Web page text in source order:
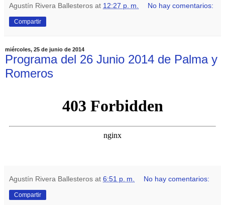
Agustín Rivera Ballesteros at 12:27 p. m. No hay comentarios:
Compartir
miércoles, 25 de junio de 2014
Programa del 26 Junio 2014 de Palma y
Romeros
Agustín Rivera Ballesteros at 6:51 p. m. No hay comentarios:
Compartir